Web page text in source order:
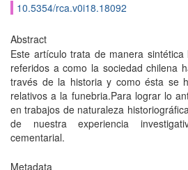
10.5354/rca.v0i18.18092
Abstract
Este artículo trata de manera
referidos a como la sociedad chilena
través de la historia y como ésta se
relativos a la funebria.Para lograr lo
en trabajos de naturaleza
de nuestra experiencia
cementarial.
Metadata